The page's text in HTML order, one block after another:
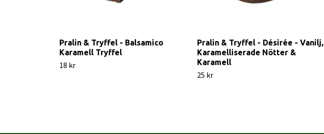
Pralin & Tryffel - Balsamico
Karamell Tryffel
18 kr
Pralin & Tryffel - Désirée - Vanilj,
Karamelliserade Nötter &
Karamell
25 kr